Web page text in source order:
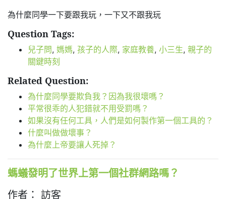
為什麼同學一下要跟我玩，一下又不跟我玩
Question Tags:
兒子問, 媽媽, 孩子的人際, 家庭教養, 小三生, 親子的
關鍵時刻
Related Question:
為什麼同學要欺負我？因為我很壞嗎？
平常很乖的人犯錯就不用受罰嗎？
如果沒有任何工具，人們是如何製作第一個工具的？
什麼叫做做壞事？
為什麼上帝要讓人死掉？
螞蟻發明了世界上第一個社群網路嗎？
作者： 訪客